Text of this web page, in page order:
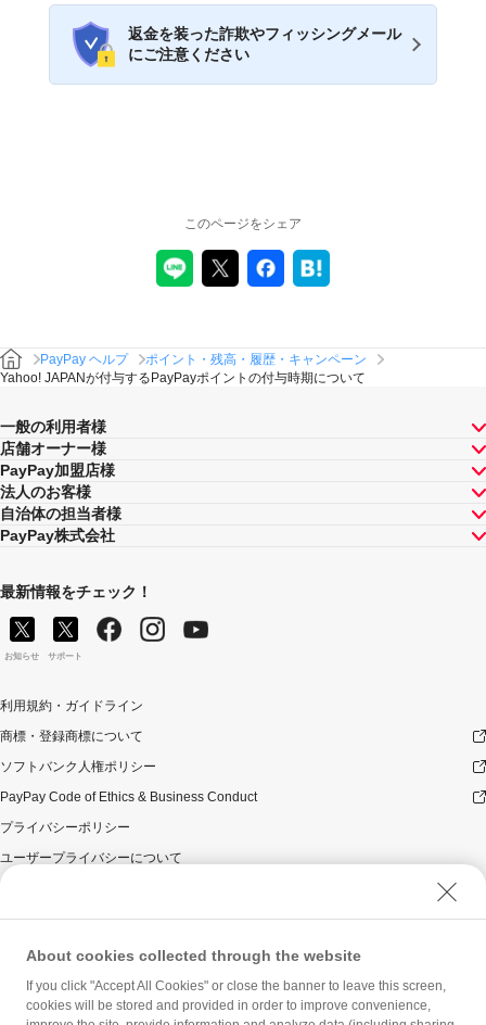
返金を装った詐欺やフィッシングメール
にご注意ください
このページをシェア
PayPay ヘルプ
ポイント・残高・履歴・キャンペーン
Yahoo! JAPANが付与するPayPayポイントの付与時期について
一般の利用者様
店舗オーナー様
PayPay加盟店様
法人のお客様
自治体の担当者様
PayPay株式会社
最新情報をチェック！
お知らせ サポート
利用規約・ガイドライン
商標・登録商標について
ソフトバンク人権ポリシー
PayPay Code of Ethics & Business Conduct
プライバシーポリシー
ユーザープライバシーについて
ウェブサイト利用規約
反社会的勢力に対する方針
勧誘方針
マネロン等基本方針
About cookies collected through the website
If you click "Accept All Cookies" or close the banner to leave this screen,
cookies will be stored and provided in order to improve convenience,